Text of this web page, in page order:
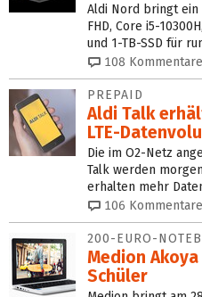
Aldi Nord bringt
FHD, Core i5-
und 1-TB-SSD für
108 Kommentare
PREPAID
Aldi Talk
LTE-
Die im O2-Netz
Talk werden
erhalten mehr
106 Kommentare
200-EURO-
Medion
Schüler